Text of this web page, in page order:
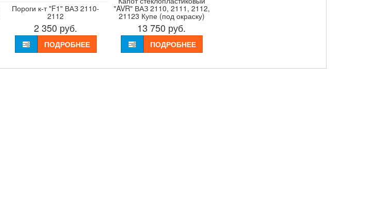
Пороги к-т "F1" ВАЗ 2110-
2112
2 350 руб.
ПОДРОБНЕЕ
"AVR" ВАЗ 2110, 2111, 2112,
21123 Купе (под окраску)
13 750 руб.
ПОДРОБНЕЕ